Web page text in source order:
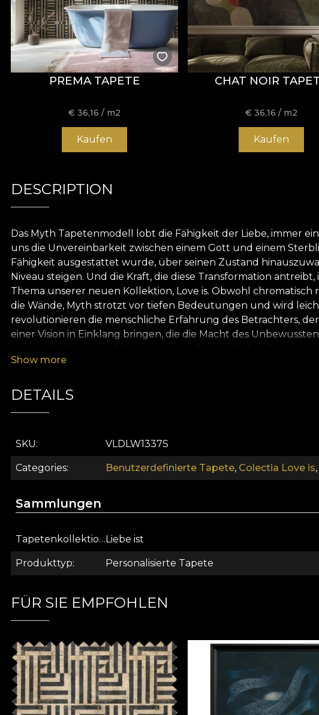
PREMA TAPETE
€36,16 / m2
Kaufen
CHAT NOIR
€36,16 / m2
Kaufen
DESCRIPTION
Das Myth Tapetenmodell lobt die Fähigkeit der Liebe, immer
uns die Unvereinbarkeit zwischen einem Gott und einem
Fähigkeit ausgestattet wurde, über seinen Zustand
Niveau steigen. Und die Kraft, die diese Transformation
Thema unserer neuen Kollektion, Love is. Obwohl
die Wände, Myth strotzt vor tiefen Bedeutungen und wird
revolutionieren die menschliche Erfahrung des Betrachters,
einer Vision in Einklang bringen, die die Macht des
möchten. Es bleibt nur noch, das Reich des Irrationalen in der
Vom Entzücken bis zum Schmerz ist es nur ein Schritt, und
Show more
DETAILS
SKU VLDLW1337S
Categories Benutzerdefinierte Tapete, Colectia Love is,
Sammlungen
Tapetenkollektion Liebe ist
Produkttyp Personalisierte Tapete
FÜR SIE EMPFOHLEN